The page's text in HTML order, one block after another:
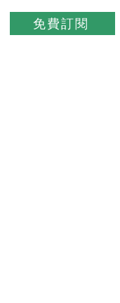
免費訂閱